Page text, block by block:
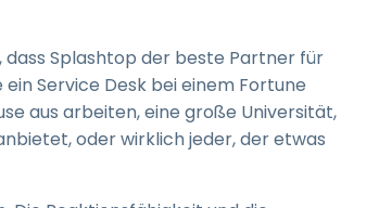
Splashtop der beste Partner für
Service Desk bei einem Fortune
aus arbeiten, eine große Universität,
oder wirklich jeder, der etwas